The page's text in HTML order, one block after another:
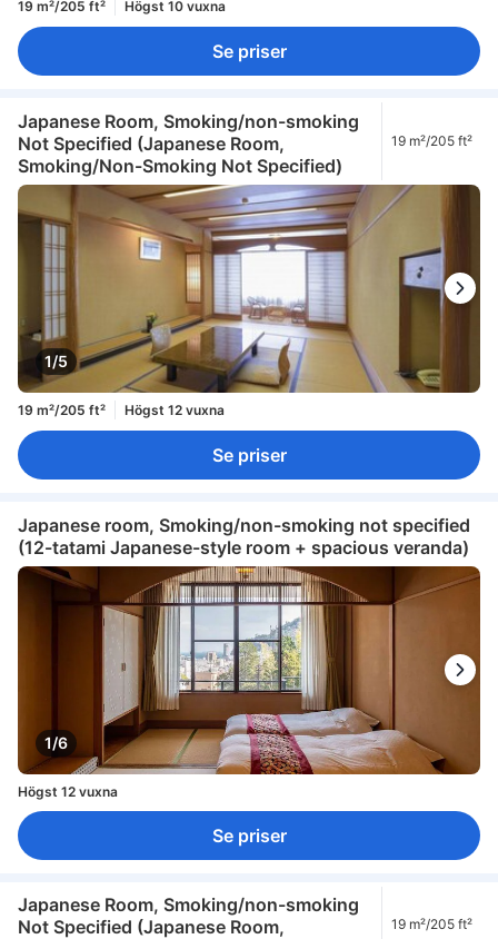
19 m²/205 ft² Högst 10 vuxna
Se priser
Japanese Room, Smoking/non-smoking
Not Specified (Japanese Room,
Smoking/Non-Smoking Not Specified)
19 m²/205 ft²
1/5
19 m²/205 ft² Högst 12 vuxna
Se priser
Japanese room, Smoking/non-smoking not specified
(12-tatami Japanese-style room + spacious veranda)
1/6
Högst 12 vuxna
Se priser
Japanese Room, Smoking/non-smoking
Not Specified (Japanese Room,
19 m²/205 ft²